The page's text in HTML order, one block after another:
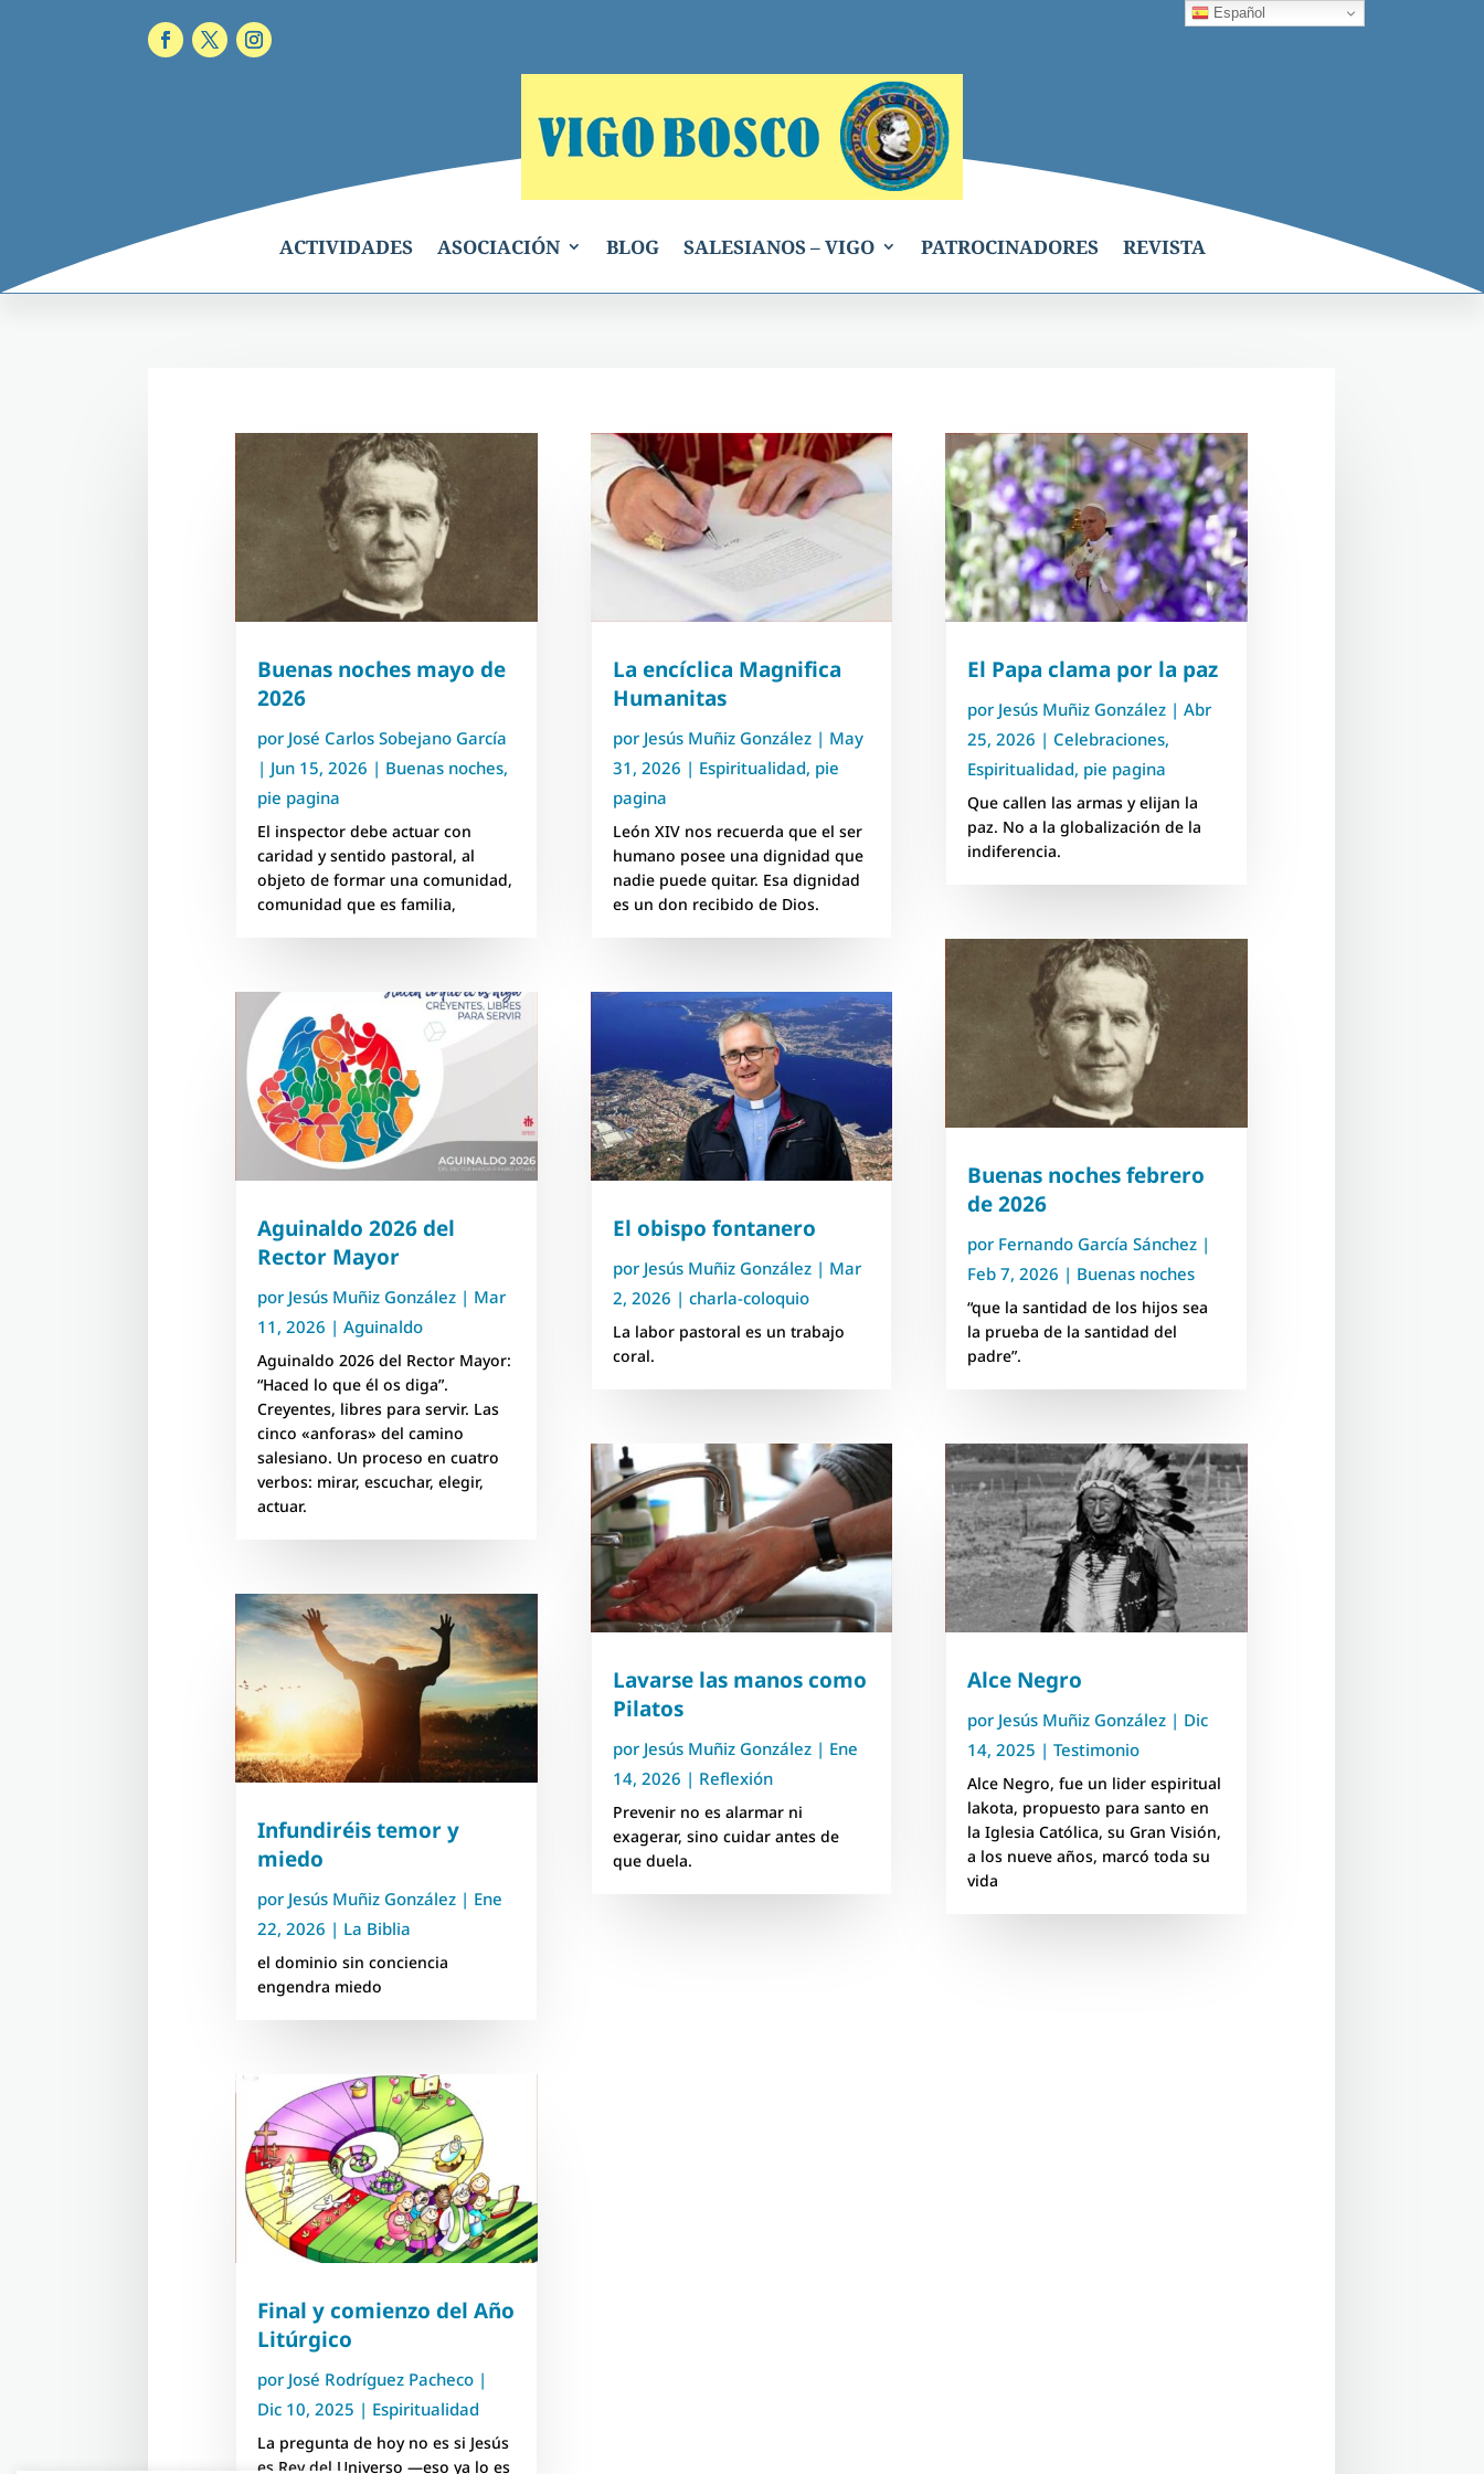
ACTIVIDADES ASOCIACIÓN BLOG SALESIANOS – VIGO PATROCINADORES REVISTA
Buenas noches mayo de
2026
por José Carlos Sobejano García
| Jun 15, 2026 | Buenas noches,
pie pagina
El inspector debe actuar con
caridad y sentido pastoral, al
objeto de formar una comunidad,
comunidad que es familia,
Aguinaldo 2026 del
Rector Mayor
por Jesús Muñiz González | Mar
11, 2026 |Aguinaldo
Aguinaldo 2026 del Rector Mayor:
“Haced lo que él os diga”.
Creyentes, libres para servir. Las
cinco «anforas» del camino
salesiano. Un proceso en cuatro
verbos: mirar, escuchar, elegir,
actuar.
Infundiréis temor y
miedo
por Jesús Muñiz González | Ene
22, 2026 | La Biblia
el dominio sin conciencia
engendra miedo
Final y comienzo del Año
Litúrgico
por José Rodríguez Pacheco |
Dic 10, 2025 | Espiritualidad
La pregunta de hoy no es si Jesús
es Rey del Universo —eso ya lo es
La encíclica Magnifica
Humanitas
por Jesús Muñiz González| May
31, 2026 | Espiritualidad, pie
pagina
León XIV nos recuerda que el ser
humano posee una dignidad que
nadie puede quitar. Esa dignidad
es un don recibido de Dios.
El obispo fontanero
por Jesús Muñiz González| Mar
2, 2026 | charla-coloquio
La labor pastoral es un trabajo
coral.
Lavarse las manos como
Pilatos
por Jesús Muñiz González| Ene
14, 2026 | Reflexión
Prevenir no es alarmar ni
exagerar, sino cuidar antes de
que duela.
El Papa clama por la paz
por Jesús Muñiz González |Abr
25, 2026 | Celebraciones,
Espiritualidad, pie pagina
Que callen las armas y elijan la
paz. No a la globalización de la
indiferencia.
Buenas noches febrero
de 2026
por Fernando García Sánchez |
Feb 7, 2026 | Buenas noches
“que la santidad de los hijos sea
la prueba de la santidad del
padre”.
Alce Negro
por Jesús Muñiz González | Dic
14, 2025 |Testimonio
Alce Negro, fue un lider espiritual
lakota, propuesto para santo en
la Iglesia Católica, su Gran Visión,
a los nueve años, marcó toda su
vida
Español